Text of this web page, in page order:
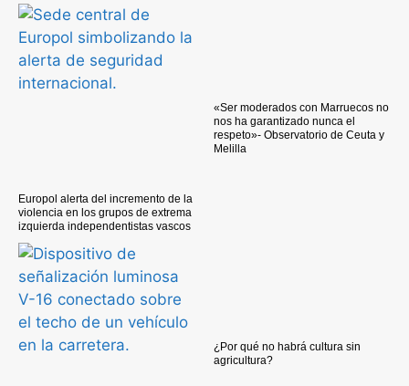
Europol alerta del incremento de la
violencia en los grupos de extrema
izquierda independentistas vascos
«Ser moderados con Marruecos no
nos ha garantizado nunca el
respeto»- Observatorio de Ceuta y
Melilla
¿Por qué no habrá cultura sin
agricultura?